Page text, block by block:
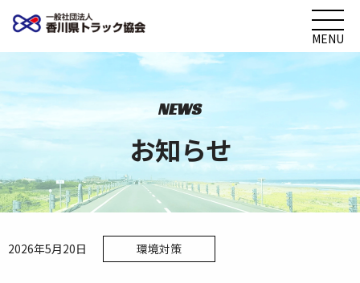
MENU
NEWS
お知らせ
2026年5月20日 環境対策